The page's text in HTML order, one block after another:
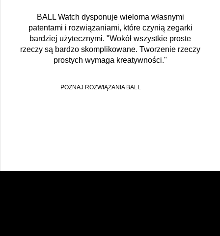
BALL Watch dysponuje wieloma własnymi
patentami i rozwiązaniami, które czynią zegarki
bardziej użytecznymi. "Wokół wszystkie proste
rzeczy są bardzo skomplikowane. Tworzenie rzeczy
prostych wymaga kreatywności."
POZNAJ ROZWIĄZANIA BALL